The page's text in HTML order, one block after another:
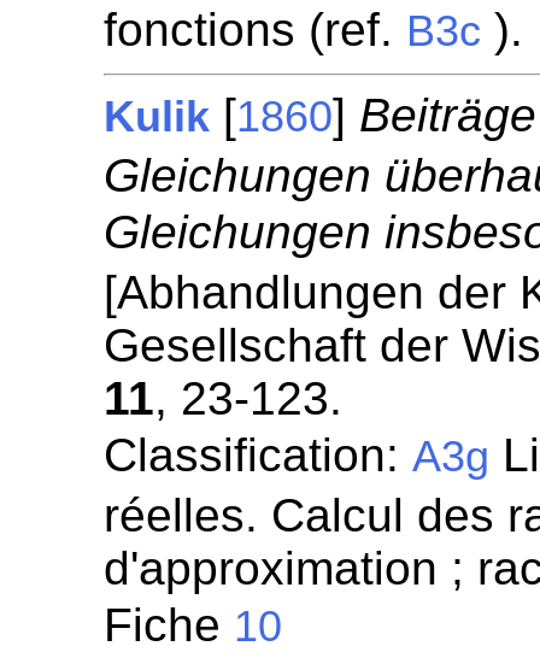
fonctions (ref. B3c ).
Kulik [1860]
Gleichungen
Gleichungen
[Abhandlungen der
Gesellschaft der
11, 23-123.
Classification:A3g
réelles. Calcul des
d'approximation ;
Fiche 10